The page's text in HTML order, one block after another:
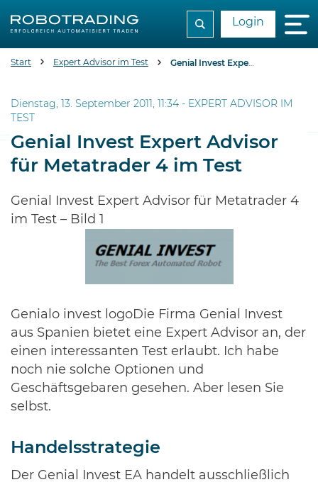
Login
Start Expert Advisor im Test Genial Invest Expert Advisor für Metatrader 4 im Test
Dienstag, 13. September 2011, 11:34 - EXPERT ADVISOR IM
TEST
Genial Invest Expert Advisor
für Metatrader 4 im Test
Genial Invest Expert Advisor für Metatrader 4
im Test – Bild 1
Genialo invest logoDie Firma Genial Invest
aus Spanien bietet eine Expert Advisor an, der
einen interessanten Test erlaubt. Ich habe
noch nie solche Optionen und
Geschäftsgebaren gesehen. Aber lesen Sie
selbst.
Handelsstrategie
Der Genial Invest EA handelt ausschließlich